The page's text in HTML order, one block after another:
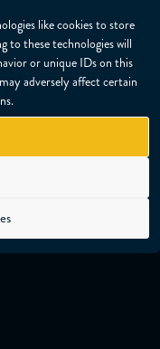
like cookies to store
to these technologies will
or unique IDs on this
adversely affect certain
Artikel